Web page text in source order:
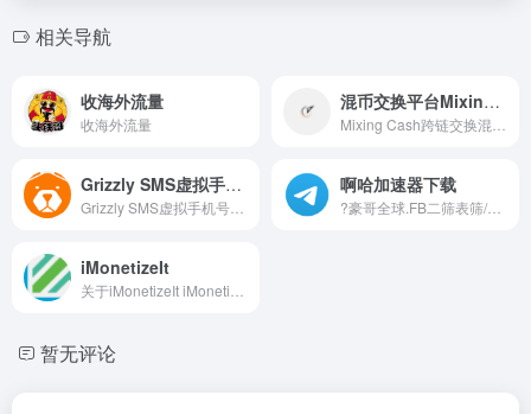
相关导航
收海外流量
收海外流量
混币交换平台Mixing Cash
Grizzly SMS虚拟手机号接码平台 啊哈加速器下载
?豪哥全球.FB二筛表筛/TT快手...
iMonetizeIt
暂无评论